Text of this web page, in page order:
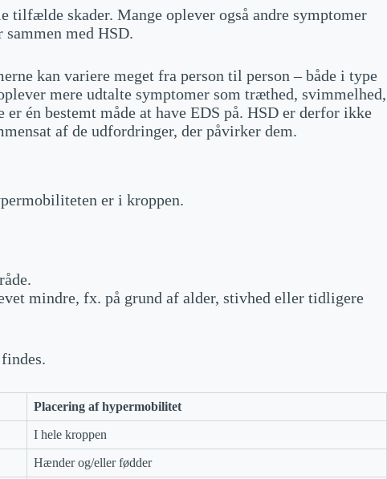
skader. Mange oplever også andre symptomer
med HSD.
kan variere meget fra person til person – både i type
mere udtalte symptomer som træthed, svimmelhed,
én bestemt måde at have EDS på. HSD er derfor ikke
af de udfordringer, der påvirker dem.
er i kroppen.
mindre, fx. på grund af alder, stivhed eller tidligere
Placering af hypermobilitet
I hele kroppen
Hænder og/eller fødder